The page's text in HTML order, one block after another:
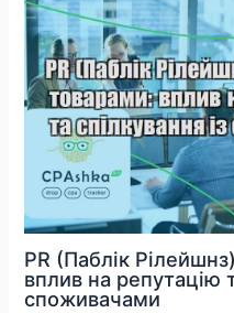
PR (Паблік
вплив на репутацію
споживачами